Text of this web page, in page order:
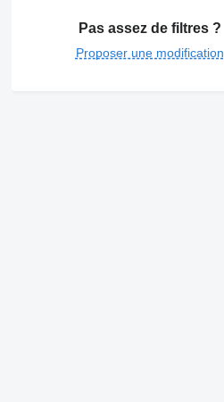
Pas assez de filtres ?
Proposer une modification